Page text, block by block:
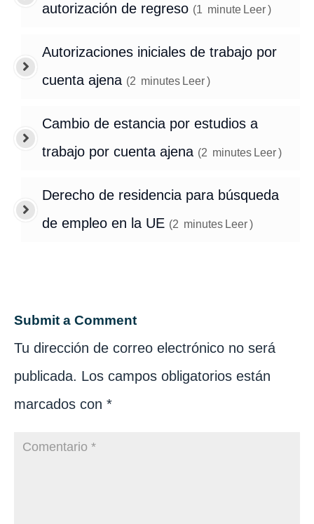
autorización de regreso (1 minute Leer)
Autorizaciones iniciales de trabajo por
cuenta ajena (2 minutes Leer)
Cambio de estancia por estudios a
trabajo por cuenta ajena (2 minutes Leer)
Derecho de residencia para búsqueda
de empleo en la UE (2 minutes Leer)
Submit a Comment
Tu dirección de correo electrónico no será
publicada. Los campos obligatorios están
marcados con *